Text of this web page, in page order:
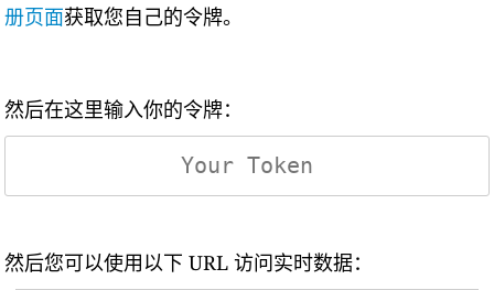
册页面获取您自己的令牌。
然后在这里输入你的令牌：
然后您可以使用以下 URL 访问实时数据：